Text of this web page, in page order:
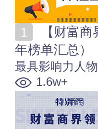
年榜单汇总）
最具影响力人物
1.6w+